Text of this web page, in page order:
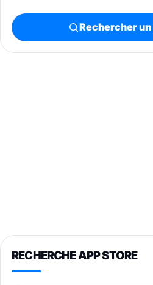
Rechercher
RECHERCHE APP STORE